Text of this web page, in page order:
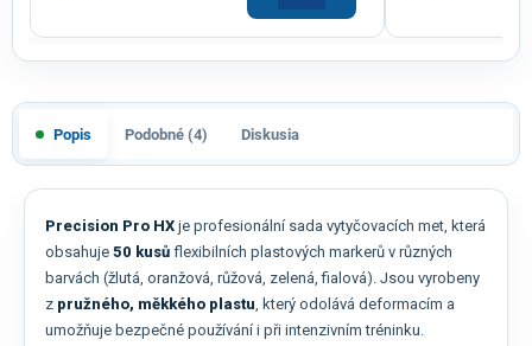
Popis Podobné (4) Diskusia
Precision Pro HX je profesionální sada vytyčovacích met, která
obsahuje 50 kusů flexibilních plastových markerů v různých
barvách (žlutá, oranžová, růžová, zelená, fialová). Jsou vyrobeny
z pružného, měkkého plastu, který odolává deformacím a
umožňuje bezpečné používání i při intenzivním tréninku.